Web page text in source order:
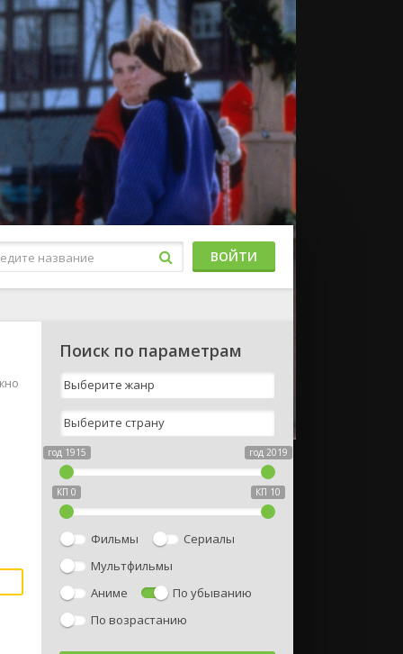
ВОЙТИ
Поиск по параметрам
год 1915 год 2019
КП 0 КП 10
Фильмы
Сериалы
Мультфильмы
Аниме
По убыванию
По возрастанию